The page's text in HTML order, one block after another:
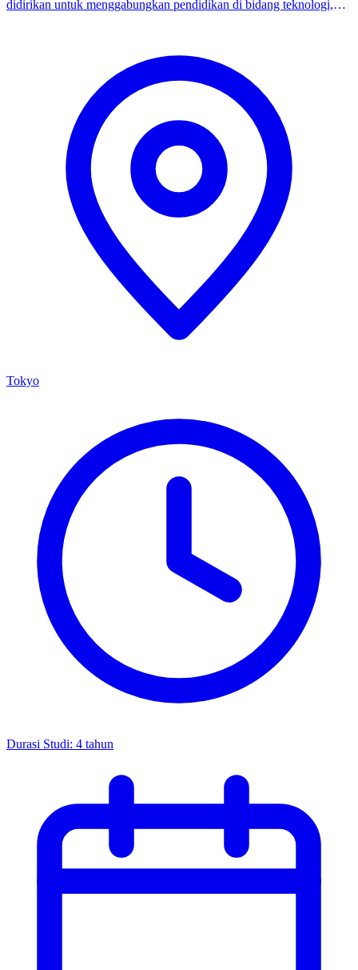
didirikan untuk menggabungkan pendidikan di bidang teknologi,
pembelajaran berbasis praktik dan proyek, di mana mahasiswa
berkolaborasi dengan para profesional industri dan memecahkan
masalah dunia nyata. Program-programnya dirancang untuk
mempersiapkan lulusan menjadi pengusaha, spesialis teknologi, atau
pemimpin bisnis yang mendorong inovasi di Jepang maupun di
tingkat global.
Tokyo
Durasi Studi: 4 tahun